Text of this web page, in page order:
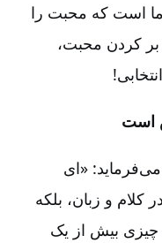
است که محبت را
بر کردن محبت‌،
است‌
«ای
کلام و زبان‌، بلکه
(۳:‏۱۸). محبت چیزی بیش از یک